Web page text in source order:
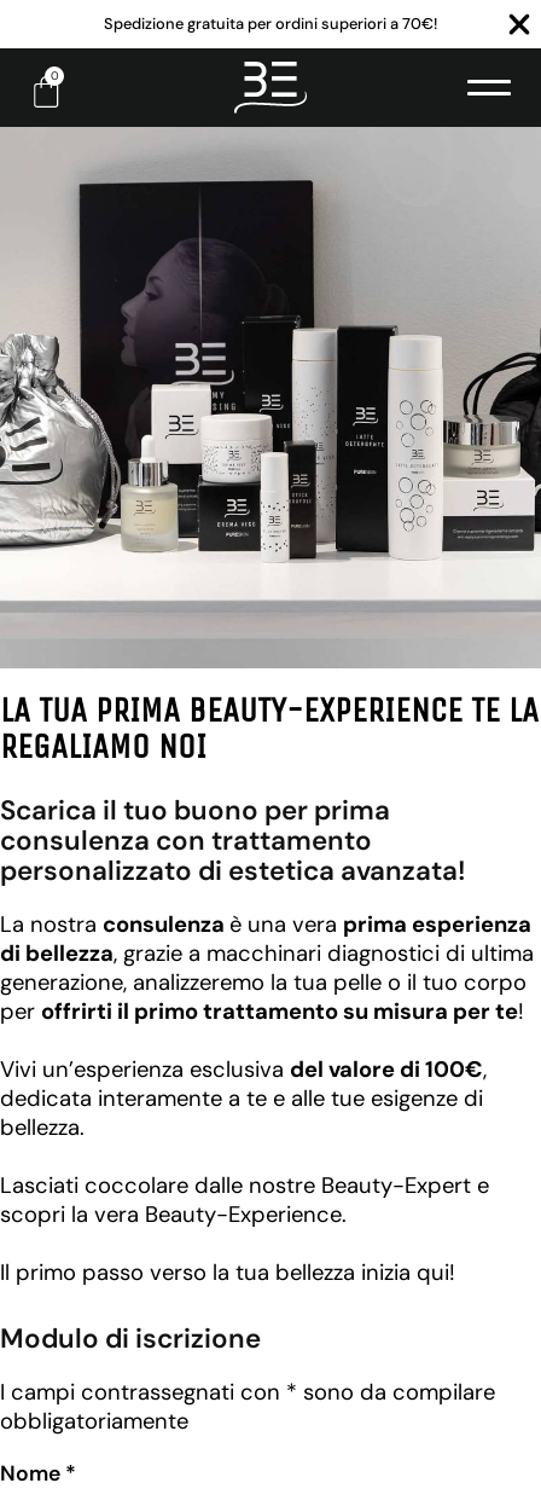
Spedizione gratuita per ordini superiori a 70€!
0
LA TUA PRIMA BEAUTY-EXPERIENCE TE LA
REGALIAMO NOI
Scarica il tuo buono per prima
consulenza con trattamento
personalizzato di estetica avanzata!
La nostra consulenza è una vera prima esperienza
di bellezza, grazie a macchinari diagnostici di ultima
generazione, analizzeremo la tua pelle o il tuo corpo
per offrirti il primo trattamento su misura per te!
Vivi un’esperienza esclusiva del valore di 100€,
dedicata interamente a te e alle tue esigenze di
bellezza.
Lasciati coccolare dalle nostre Beauty-Expert e
scopri la vera Beauty-Experience.
Il primo passo verso la tua bellezza inizia qui!
Modulo di iscrizione
I campi contrassegnati con * sono da compilare
obbligatoriamente
Nome *